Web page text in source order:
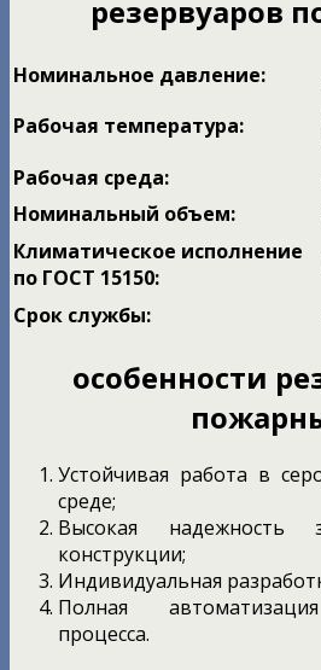
резервуаров
Номинальное давление:
Рабочая температура:
Рабочая среда:
Номинальный объем:
Климатическое исполнение
по ГОСТ 15150:
Срок службы:
особенности
Устойчивая работа в
среде;
Высокая надежность
конструкции;
Индивидуальная
Полная
процесса.